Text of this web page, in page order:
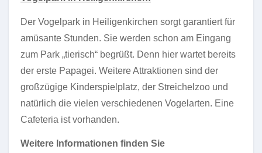
Der Vogelpark in Heiligenkirchen sorgt garantiert für
amüsante Stunden. Sie werden schon am Eingang
zum Park „tierisch“ begrüßt. Denn hier wartet bereits
der erste Papagei. Weitere Attraktionen sind der
großzügige Kinderspielplatz, der Streichelzoo und
natürlich die vielen verschiedenen Vogelarten. Eine
Cafeteria ist vorhanden.
Weitere Informationen finden Sie